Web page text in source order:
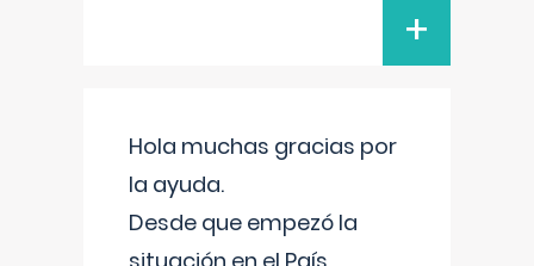
+
Hola muchas gracias por
la ayuda.
Desde que empezó la